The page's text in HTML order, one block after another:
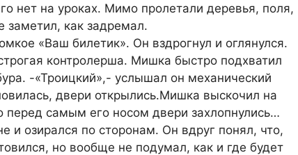
нет на уроках. Мимо пролетали деревья, поля,
заметил, как задремал.
«Ваш билетик». Он вздрогнул и оглянулся.
контролерша. Мишка быстро подхватил
-«Троицкий»,- услышал он механический
двери открылись.Мишка выскочил на
перед самым его носом двери захлопнулись…
и озирался по сторонам. Он вдруг понял, что,
но вообще не подумал, как и где будет